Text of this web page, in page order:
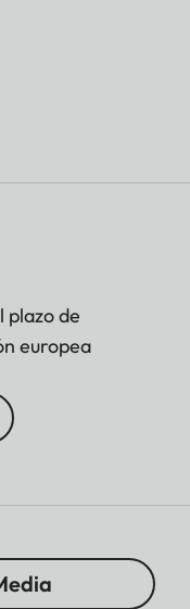
de
europea